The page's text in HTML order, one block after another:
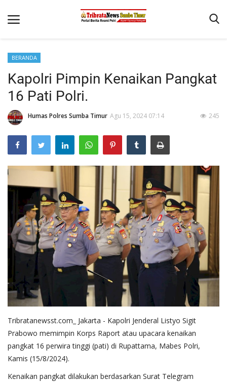
Beranda
Terms & Conditions
Reskrim
Binkam
Giat Ops
Polisi Kita
Lantas
Jurnal Kamtibmas
BERANDA
Kapolri Pimpin Kenaikan Pangkat
16 Pati Polri.
Humas Polres Sumba Timur Agu 15, 2024 07:14 245
Tribratanewsst.com_ Jakarta - Kapolri Jenderal Listyo Sigit
Prabowo memimpin Korps Raport atau upacara kenaikan
pangkat 16 perwira tinggi (pati) di Rupattama, Mabes Polri,
Kamis (15/8/2024).
Kenaikan pangkat dilakukan berdasarkan Surat Telegram